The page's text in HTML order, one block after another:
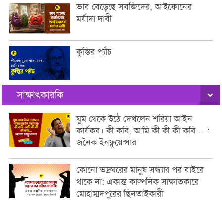
ভাব বেড়েছে সবজিদের, আইফোনের
মর্যাদা দাবী
কুস্তির প্যাঁচ
সাক্ষাৎকারকি
ঘুম থেকে উঠে দেখলেন শরিয়া আইন
কার্যকর। কী করি, আমি কী কী কী করি… :
জনৈক ইনফ্লুয়েন্সার
কোনো ভদ্রঘরের মানুষ সন্ধ্যার পর বাইরে
থাকে না: একান্ত কাল্পনিক সাক্ষাতকারে
মোহাম্মদপুরের ছিনতাইকারী